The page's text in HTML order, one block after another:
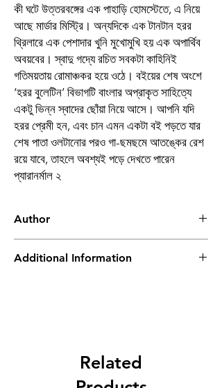
কী ঘটে উত্তরবঙ্গের এক পাহাড়ি হোমস্টেতে, এ নিয়ে
আছে মার্ডার মিস্ট্রি। অন্যদিকে এক টানটান হরর
থ্রিলারে এক পেশাদার খুনি মুখোমুখি হয় এক অপার্থিব
অবয়বের। স্বাদু গদ্যে রচিত সবকটা কাহিনিই
গতিময়তায় রোমাঞ্চকর হয়ে ওঠে। বইয়ের শেষ অংশে
‘হরর বুলেটিন’ বিভাগটি বাংলার অপ্রাকৃত সাহিত্যে
একটু ভিন্ন স্বাদের ছোঁয়া নিয়ে আসে। আপনি যদি
হরর প্রেমী হন, এবং চান এমন একটা বই পড়তে যার
শেষ পাতা ওলটানোর পরও গা-ছমছমে আতঙ্কের রেশ
রয়ে যাবে, তাহলে অবশ্যই পড়ে দেখতে পারেন
প্যারানর্মাল ২
Author
Additional Information
Publishing Date 2024
Related